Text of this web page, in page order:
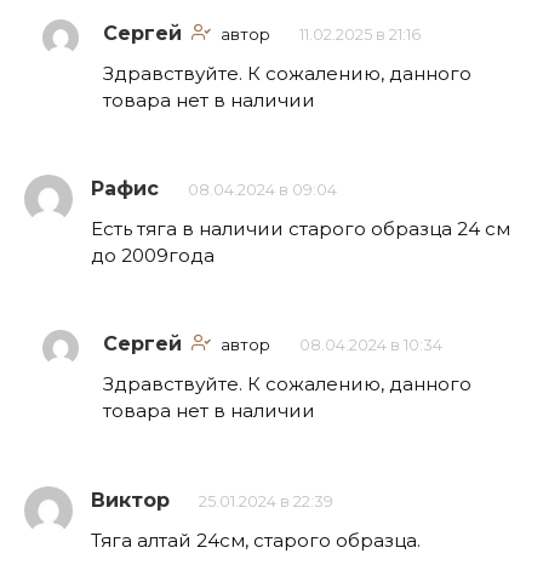
Сергей автор 11.02.2025 в 21:16
Здравствуйте. К сожалению, данного
товара нет в наличии
Рафис 08.04.2024 в 09:04
Есть тяга в наличии старого образца 24 см
до 2009года
Сергей автор 08.04.2024 в 10:34
Здравствуйте. К сожалению, данного
товара нет в наличии
Виктор 25.01.2024 в 22:39
Тяга алтай 24см, старого образца.